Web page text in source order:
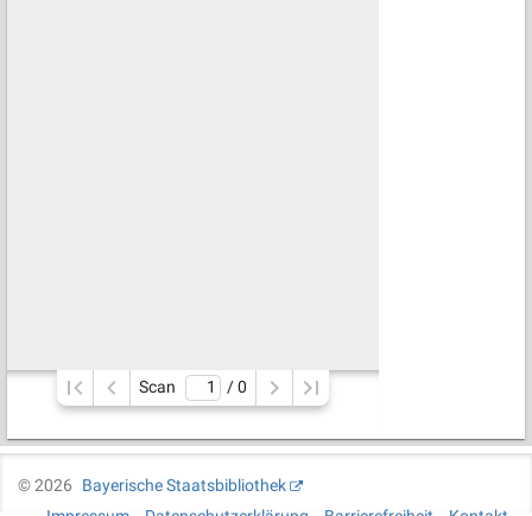
Scan / 0
©2026
Bayerische Staatsbibliothek